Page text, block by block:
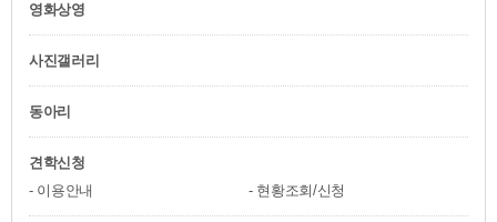
영화상영
사진갤러리
동아리
견학신청
이용안내
현황조회/신청